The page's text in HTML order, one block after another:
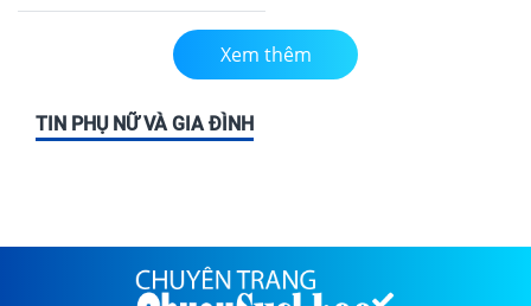
Xem thêm
TIN PHỤ NỮ VÀ GIA ĐÌNH